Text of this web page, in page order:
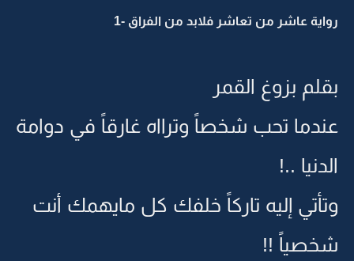
رواية عاشر من تعاشر فلابد من الفراق -1
بقلم بزوغ القمر
عندما تحب شخصاً وترااه غارقاً في دوامة
الدنيا ..!
وتأتي إليه تاركاً خلفك كل مايهمك أنت
شخصياً !!